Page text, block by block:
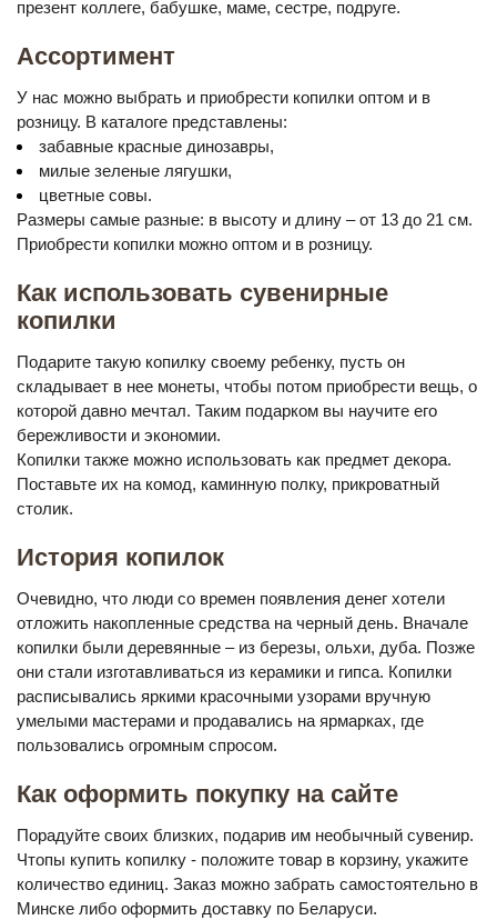
презент коллеге, бабушке, маме, сестре, подруге.
Ассортимент
У нас можно выбрать и приобрести копилки оптом и в
розницу. В каталоге представлены:
забавные красные динозавры,
милые зеленые лягушки,
цветные совы.
Размеры самые разные: в высоту и длину – от 13 до 21 см.
Приобрести копилки можно оптом и в розницу.
Как использовать сувенирные
копилки
Подарите такую копилку своему ребенку, пусть он
складывает в нее монеты, чтобы потом приобрести вещь, о
которой давно мечтал. Таким подарком вы научите его
бережливости и экономии.
Копилки также можно использовать как предмет декора.
Поставьте их на комод, каминную полку, прикроватный
столик.
История копилок
Очевидно, что люди со времен появления денег хотели
отложить накопленные средства на черный день. Вначале
копилки были деревянные – из березы, ольхи, дуба. Позже
они стали изготавливаться из керамики и гипса. Копилки
расписывались яркими красочными узорами вручную
умелыми мастерами и продавались на ярмарках, где
пользовались огромным спросом.
Как оформить покупку на сайте
Порадуйте своих близких, подарив им необычный сувенир.
Чтопы купить копилку - положите товар в корзину, укажите
количество единиц. Заказ можно забрать самостоятельно в
Минске либо оформить доставку по Беларуси.